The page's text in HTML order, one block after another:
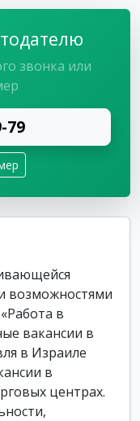
звонка или
79
возможностями
в
вакансии в
в Израиле
в
центрах.